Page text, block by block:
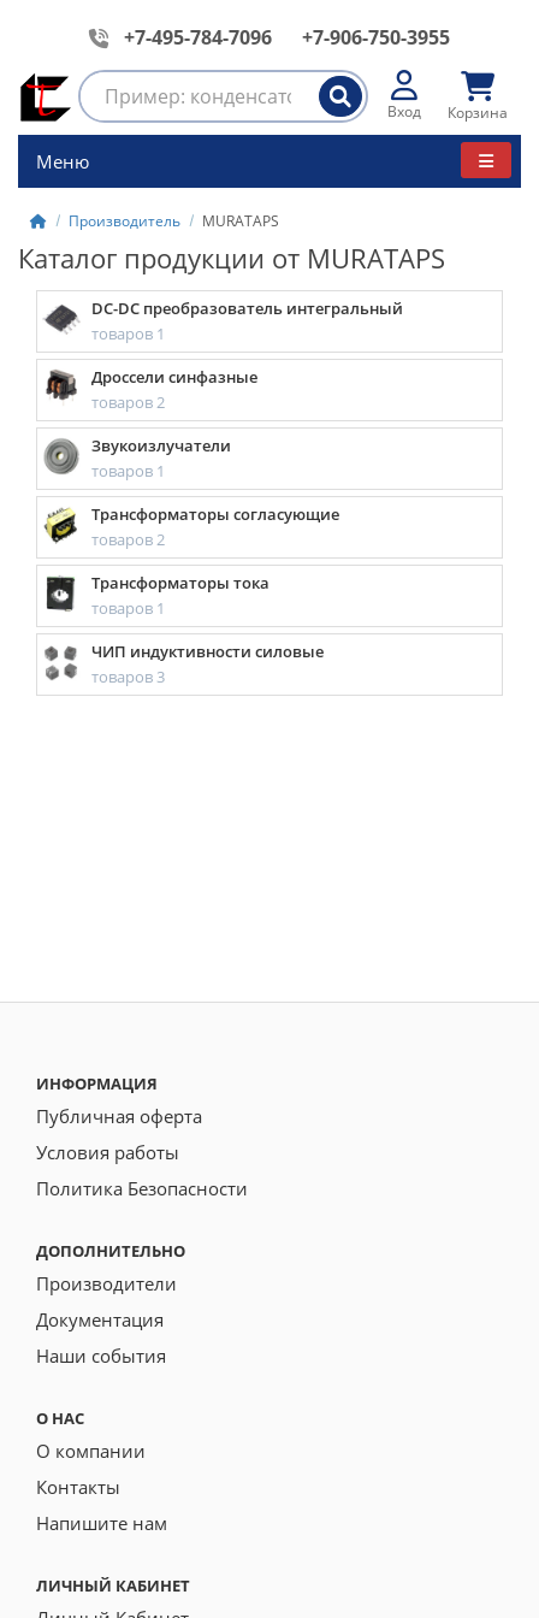
+7-495-784-7096 +7-906-750-3955
Вход Корзина
Меню
Производитель MURATAPS
Каталог продукции от MURATAPS
DC-DC преобразователь интегральный
товаров 1
Дроссели синфазные
товаров 2
Звукоизлучатели
товаров 1
Трансформаторы согласующие
товаров 2
Трансформаторы тока
товаров 1
ЧИП индуктивности силовые
товаров 3
ИНФОРМАЦИЯ
Публичная оферта
Условия работы
Политика Безопасности
ДОПОЛНИТЕЛЬНО
Производители
Документация
Наши события
О НАС
О компании
Контакты
Напишите нам
ЛИЧНЫЙ КАБИНЕТ